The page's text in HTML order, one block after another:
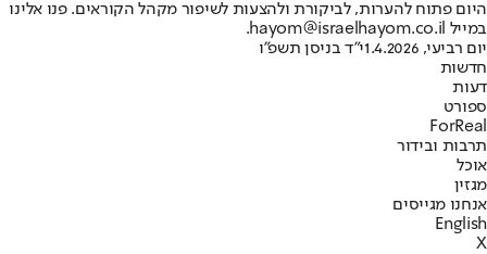
היום פתוח להערות, לביקורת ולהצעות לשיפור מקהל הקוראים. פנו אלינו
במייל hayom@israelhayom.co.il.
יום רביעי, 1.4.2026
י"ד בניסן תשפ"ו
חדשות
דעות
ספורט
ForReal
תרבות ובידור
אוכל
מגזין
אנחנו מגייסים
English
X